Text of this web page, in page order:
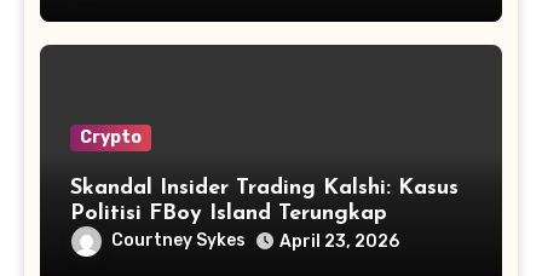
Crypto
Skandal Insider Trading Kalshi: Kasus
Politisi FBoy Island Terungkap
Courtney Sykes April 23, 2026